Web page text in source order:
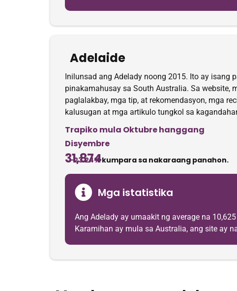
Adelaide
Inilunsad ang Adelady noong 2015. Ito ay isang
pinakamahusay sa South Australia. Sa website,
paglalakbay, mga tip, at rekomendasyon, mga
kalusugan at mga artikulo tungkol sa
Trapiko mula Oktubre hanggang
Disyembre
31,874
-23.24%kumpara sa nakaraang panahon.
Mga istatistika
Ang Adelady ay umaakit ng average na
Karamihan ay mula sa Australia, ang site ay